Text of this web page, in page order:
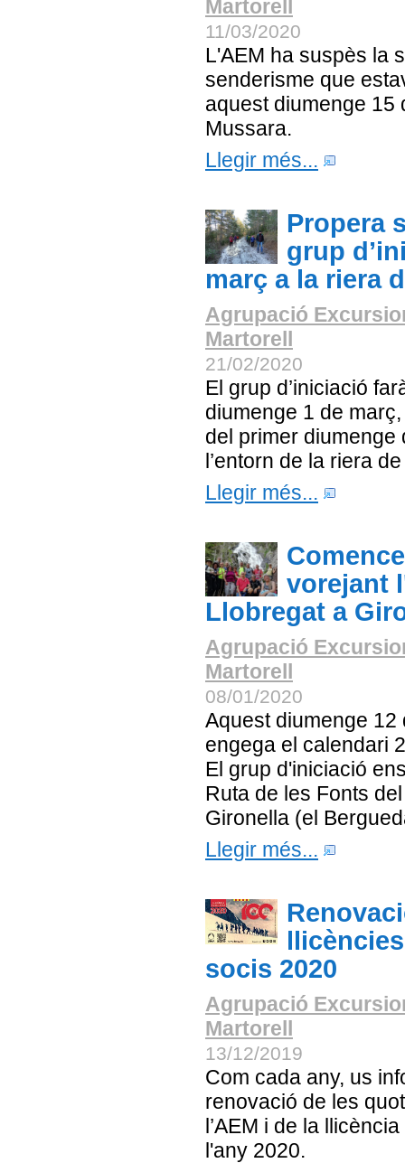
Martorell
11/03/2020
L'AEM ha suspès la
senderisme que
aquest diumenge 15
Mussara.
Llegir més...
Propera
grup
març a la riera
Agrupació
Martorell
21/02/2020
El grup d’iniciació
diumenge 1 de
del primer diumenge
l’entorn de la riera
Llegir més...
vorejant
Llobregat a
Agrupació
Martorell
08/01/2020
Aquest diumenge 12
engega el calendari
El grup d'iniciació
Ruta de les Fonts
Gironella (el
Llegir més...
socis 2020
Agrupació
Martorell
13/12/2019
Com cada any, us
renovació de les
l’AEM i de la
l'any 2020.